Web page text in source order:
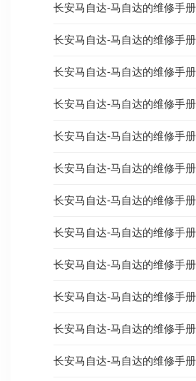
长安马自达-马自达的维修手
长安马自达-马自达的维修手
长安马自达-马自达的维修手
长安马自达-马自达的维修手
长安马自达-马自达的维修手
长安马自达-马自达的维修手
长安马自达-马自达的维修手
长安马自达-马自达的维修手
长安马自达-马自达的维修手
长安马自达-马自达的维修手
长安马自达-马自达的维修手
长安马自达-马自达的维修手